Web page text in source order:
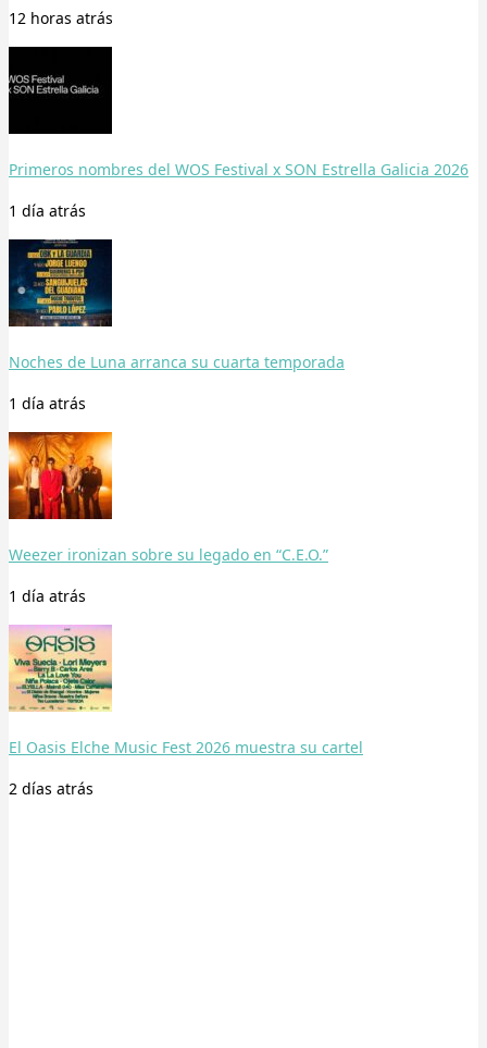
12 horas atrás
Primeros nombres del WOS Festival x SON Estrella Galicia 2026
1 día atrás
Noches de Luna arranca su cuarta temporada
1 día atrás
Weezer ironizan sobre su legado en “C.E.O.”
1 día atrás
El Oasis Elche Music Fest 2026 muestra su cartel
2 días atrás